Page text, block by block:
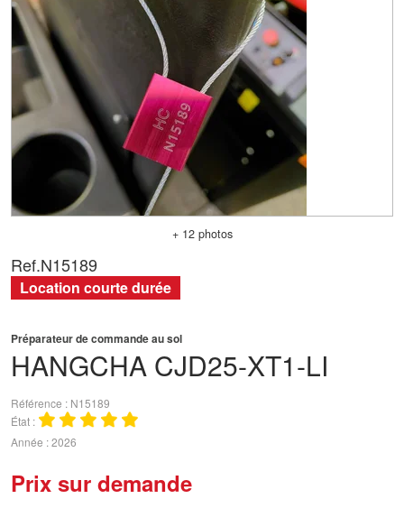
+ 12 photos
HANGCHA CJD25-XT1-LI
Préparateur de commande au sol
Référence
N15189
État
Année 2026
Prix sur demande
Ref.N15189
Location courte durée